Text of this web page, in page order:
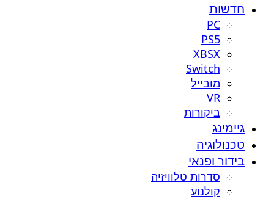
חדשות
PC
PS5
XBSX
Switch
מובייל
VR
ביקורות
גיימינג
טכנולוגיה
בידור ופנאי
סדרות טלוויזיה
קולנוע